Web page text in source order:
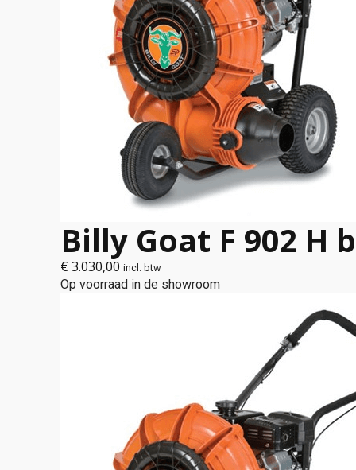
Billy Goat F 902 H
€ 3.030,00 incl. btw
Op voorraad in de showroom